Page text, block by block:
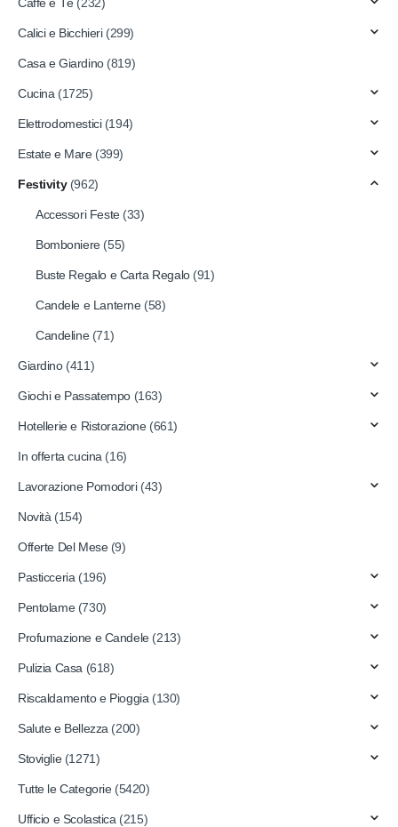
Calici e Bicchieri (299)
Casa e Giardino (819)
Cucina (1725)
Elettrodomestici (194)
Estate e Mare (399)
Festivity (962)
Accessori Feste (33)
Bomboniere (55)
Buste Regalo e Carta Regalo (91)
Candele e Lanterne (58)
Candeline (71)
Giardino (411)
Giochi e Passatempo (163)
Hotellerie e Ristorazione (661)
In offerta cucina (16)
Lavorazione Pomodori (43)
Novità (154)
Offerte Del Mese (9)
Pasticceria (196)
Pentolame (730)
Profumazione e Candele (213)
Pulizia Casa (618)
Riscaldamento e Pioggia (130)
Salute e Bellezza (200)
Stoviglie (1271)
Tutte le Categorie (5420)
Ufficio e Scolastica (215)